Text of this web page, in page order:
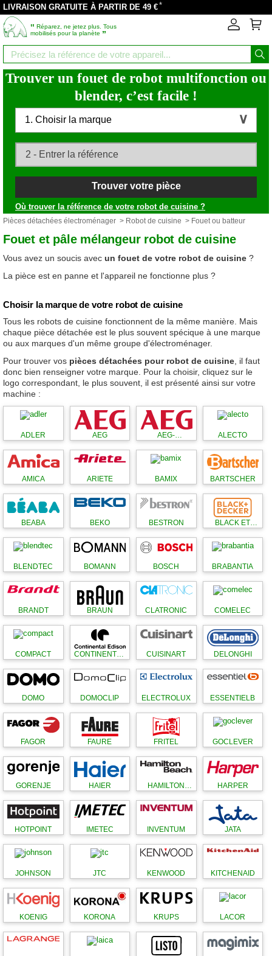
LIVRAISON GRATUITE À PARTIR DE 49 €*
‟ Réparez, ne jetez plus. Tous
mobilisés pour la planète ”
Trouver un fouet de robot multifonction ou
blender, c’est facile !
1. Choisir la marque
Trouver votre pièce
Où trouver la référence de votre robot de cuisine ?
Pièces détachées électroménager > Robot de cuisine > Fouet ou batteur
Fouet et pâle mélangeur robot de cuisine
Vous avez un soucis avec un fouet de votre robot de cuisine ?
La pièce est en panne et l'appareil ne fonctionne plus ?
Choisir la marque de votre robot de cuisine
Tous les robots de cuisine fonctionnent de la même manière. Mais
chaque pièce détachée est le plus souvent spécique à une marque
ou aux marques d'un même groupe d'électroménager.
Pour trouver vos pièces détachées pour robot de cuisine , il faut
donc bien renseigner votre marque. Pour la choisir, cliquez sur le
logo correspondant, le plus souvent, il est présenté ainsi sur votre
machine :
ADLER AEG
AEG-
ELECTROLUX
ALECTO
AMICA ARIETE BAMIX BARTSCHER
BEABA BEKO BESTRON
BLACK ET
DECKER
BLENDTEC BOMANN BOSCH BRABANTIA
BRANDT BRAUN CLATRONIC COMELEC
COMPACT
CONTINENTAL
EDISON
CUISINART DELONGHI
DOMO DOMOCLIP ELECTROLUX ESSENTIELB
FAGOR FAURE FRITEL GOCLEVER
GORENJE HAIER
HAMILTON
BEACH
HARPER
HOTPOINT IMETEC INVENTUM JATA
JOHNSON JTC KENWOOD KITCHENAID
KOENIG KORONA KRUPS LACOR